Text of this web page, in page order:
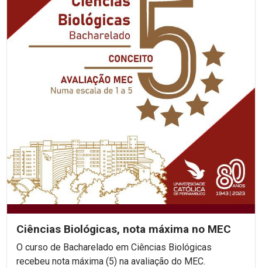
Ciências Biológicas, nota máxima no MEC
O curso de Bacharelado em Ciências Biológicas
recebeu nota máxima (5) na avaliação do MEC.